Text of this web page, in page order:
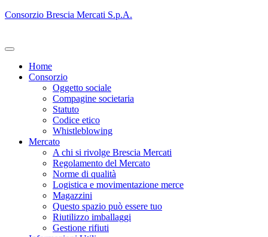
Consorzio Brescia Mercati S.p.A.
Home
Consorzio
Oggetto sociale
Compagine societaria
Statuto
Codice etico
Whistleblowing
Mercato
A chi si rivolge Brescia Mercati
Regolamento del Mercato
Norme di qualità
Logistica e movimentazione merce
Magazzini
Questo spazio può essere tuo
Riutilizzo imballaggi
Gestione rifiuti